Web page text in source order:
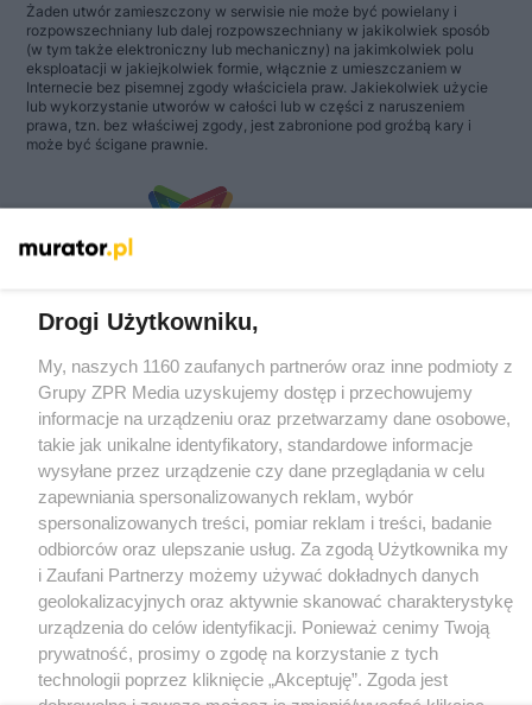
Żaden utwór zamieszczony w serwisie nie może być powielany i
rozpowszechniany lub dalej rozpowszechniany w jakikolwiek sposób
(w tym także elektroniczny lub mechaniczny) na jakimkolwiek polu
eksploatacji w jakiejkolwiek formie, włącznie z umieszczaniem w
Internecie bez pisemnej zgody właściciela praw. Jakiekolwiek użycie
lub wykorzystanie utworów w całości lub w części z naruszeniem
prawa, tzn. bez właściwej zgody, jest zabronione pod groźbą kary i
może być ścigane prawnie.
O nas
Informacje prawne
Nasze serwisy
© 2026 Grupa ZPR Media
Drogi Użytkowniku,
My, naszych 1160 zaufanych partnerów oraz inne podmioty z
Grupy ZPR Media uzyskujemy dostęp i przechowujemy
informacje na urządzeniu oraz przetwarzamy dane osobowe,
takie jak unikalne identyfikatory, standardowe informacje
wysyłane przez urządzenie czy dane przeglądania w celu
zapewniania spersonalizowanych reklam, wybór
spersonalizowanych treści, pomiar reklam i treści, badanie
odbiorców oraz ulepszanie usług. Za zgodą Użytkownika my
i Zaufani Partnerzy możemy używać dokładnych danych
geolokalizacyjnych oraz aktywnie skanować charakterystykę
urządzenia do celów identyfikacji. Ponieważ cenimy Twoją
prywatność, prosimy o zgodę na korzystanie z tych
technologii poprzez kliknięcie „Akceptuję”. Zgoda jest